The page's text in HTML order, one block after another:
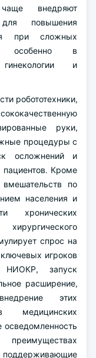
внедряют
для повышения
при сложных
особенно в
гинекологии и
робототехники,
руки,
процедуры с
осложнений и
пациентов. Кроме
по
населения и
хронических
спрос на
игроков
НИОКР, запуск
расширение,
этих
медицинских